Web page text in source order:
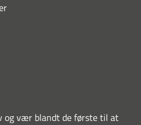
og vær blandt de første til at